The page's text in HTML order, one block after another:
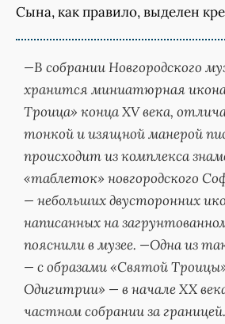
Сына, как правило, выделен
—В собрании Новгородского
хранится миниатюрная
Троица» конца XV века,
тонкой и изящной манерой
происходит из комплекса
«таблеток» новгородского
— небольших двусторонних
написанных на
пояснили в музее. —Одна из
— с образами «Святой
Одигитрии» — в начале XX
частном собрании за